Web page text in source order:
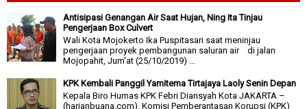
Antisipasi Genangan Air Saat Hujan, Ning Ita Tinjau
Pengerjaan Box Culvert
Wali Kota Mojokerto Ika Puspitasari saat meninjau
pengerjaan proyek pembangunan saluran air di jalan
Mojopahit, Jum'at (25/10/2019) ...
KPK Kembali Panggil Yamitema Tirtajaya Laoly Senin Depan
Kepala Biro Humas KPK Febri Diansyah Kota JAKARTA –
(harianbuana.com). Komisi Pemberantasan Korupsi (KPK)